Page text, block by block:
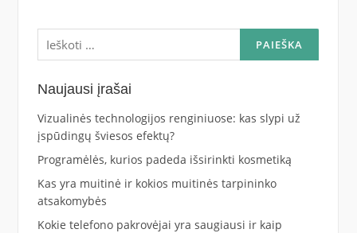
Ieškoti:
Naujausi įrašai
Vizualinės technologijos renginiuose: kas slypi už
įspūdingų šviesos efektų?
Programėlės, kurios padeda išsirinkti kosmetiką
Kas yra muitinė ir kokios muitinės tarpininko
atsakomybės
Kokie telefono pakrovėjai yra saugiausi ir kaip